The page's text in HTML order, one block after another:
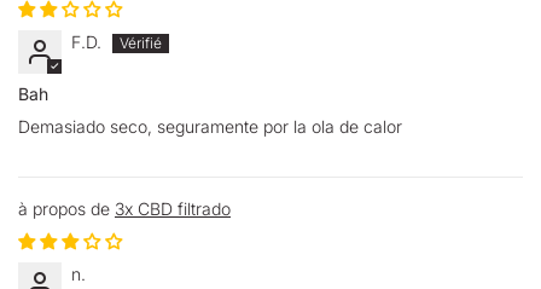
F.D.
Bah
Demasiado seco, seguramente por la ola de calor
3x CBD filtrado
n.